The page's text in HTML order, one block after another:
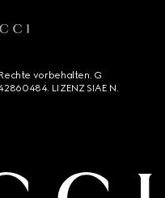
vorbehalten. G
LIZENZ SIAE N.